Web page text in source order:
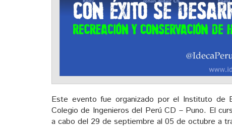
Este evento fue organizado por el Instituto de
Colegio de Ingenieros del Perú CD – Puno. El
a cabo del 29 de septiembre al 05 de octubre a